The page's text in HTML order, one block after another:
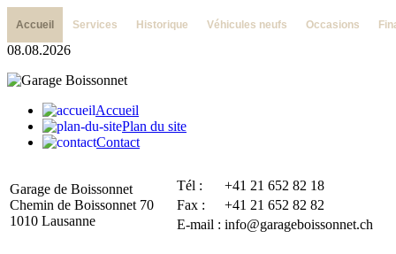
Accueil Services Historique Véhicules neufs Occasions
08.08.2026
Accueil
Plan du site
Contact
Garage de Boissonnet
Chemin de Boissonnet 70
1010 Lausanne
Tél :
+41 21 652 82 18
Fax :
+41 21 652 82 82
E-mail : info@garageboissonnet.ch